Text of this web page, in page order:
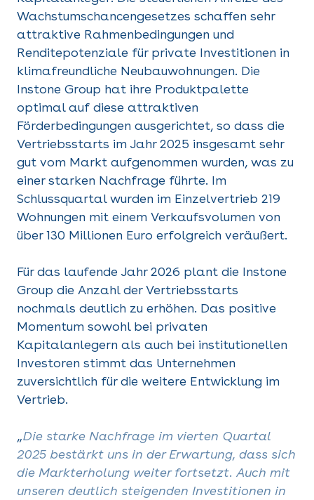
Wachstumschancengesetzes schaffen sehr
attraktive Rahmenbedingungen und
Renditepotenziale für private Investitionen in
klimafreundliche Neubauwohnungen. Die
Instone Group hat ihre Produktpalette
optimal auf diese attraktiven
Förderbedingungen ausgerichtet, so dass die
Vertriebsstarts im Jahr 2025 insgesamt sehr
gut vom Markt aufgenommen wurden, was zu
einer starken Nachfrage führte. Im
Schlussquartal wurden im Einzelvertrieb 219
Wohnungen mit einem Verkaufsvolumen von
über 130 Millionen Euro erfolgreich veräußert.
Für das laufende Jahr 2026 plant die Instone
Group die Anzahl der Vertriebsstarts
nochmals deutlich zu erhöhen. Das positive
Momentum sowohl bei privaten
Kapitalanlegern als auch bei institutionellen
Investoren stimmt das Unternehmen
zuversichtlich für die weitere Entwicklung im
Vertrieb.
„Die starke Nachfrage im vierten Quartal
2025 bestärkt uns in der Erwartung, dass sich
die Markterholung weiter fortsetzt. Auch mit
unseren deutlich steigenden Investitionen in